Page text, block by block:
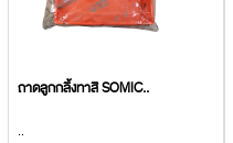
ถาดลูกกลิ้งทาสี SOMIC..
..